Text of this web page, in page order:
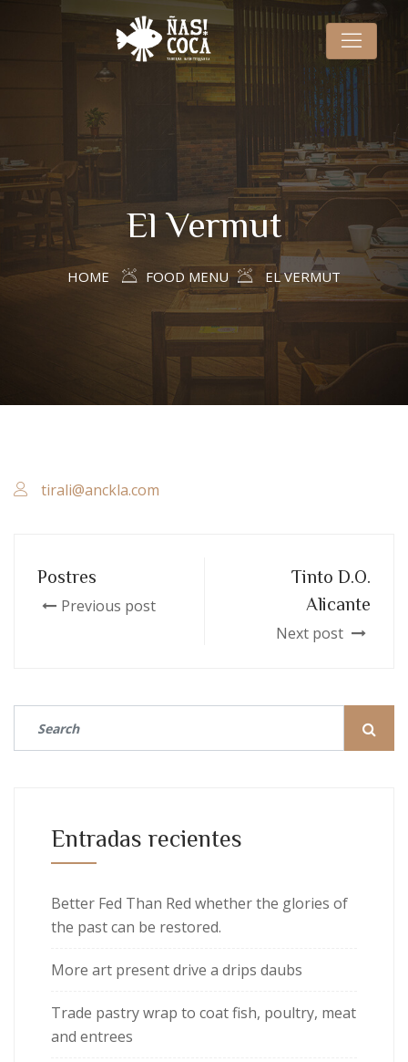
El Vermut
HOME FOOD MENU EL VERMUT
tirali@anckla.com
Postres
Previous post
Tinto D.O.
Alicante
Next post
Entradas recientes
Better Fed Than Red whether the glories of
the past can be restored.
More art present drive a drips daubs
Trade pastry wrap to coat fish, poultry, meat
and entrees